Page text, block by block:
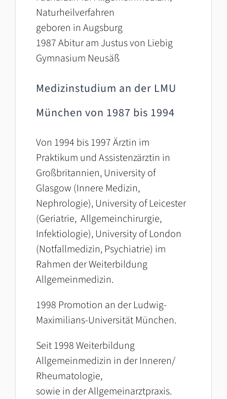
Naturheilverfahren
geboren in Augsburg
1987 Abitur am Justus von Liebig
Gymnasium Neusäß
Medizinstudium an der LMU
München von 1987 bis 1994
Von 1994 bis 1997 Ärztin im
Praktikum und Assistenzärztin in
Großbritannien, University of
Glasgow (Innere Medizin,
Nephrologie), University of Leicester
(Geriatrie, Allgemeinchirurgie,
Infektiologie), University of London
(Notfallmedizin, Psychiatrie) im
Rahmen der Weiterbildung
Allgemeinmedizin.
1998 Promotion an der Ludwig-
Maximilians-Universität München.
Seit 1998 Weiterbildung
Allgemeinmedizin in der Inneren/
Rheumatologie,
sowie in der Allgemeinarztpraxis.